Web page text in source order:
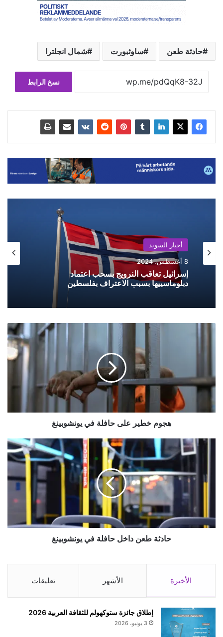
حادثة طعن ساوثبورت شمال انجلترا
نسخ الرابط
أخبار السويد
8 أغسطس، 2024
إسرائيل تعاقب النرويج بسحب اعتماد
دبلوماسييها بسبب الاعتراف بفلسطين
أخبار السويد
8 أغسطس، 2024
مواجهة كلامية بين إيلون ماسك ورئيس الوزراء
البريطاني بسبب تغريدات مثيرة للجدل
يونشوبينغ
هجوم خطير على حافلة في يونشوبينغ
حادثة
حافلة
في
حادثة طعن داخل حافلة في يونشوبينغ
الأخيرة الأشهر تعليقات
إطلاق جائزة ستوكهولم للثقافة العربية 2026
3 يونيو، 2026